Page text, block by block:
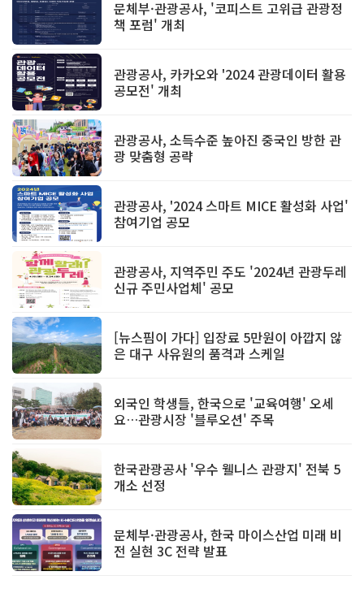
문체부·관광공사, '코피스트 고위급 관광정
책 포럼' 개최
관광공사, 카카오와 '2024 관광데이터 활용
공모전' 개최
관광공사, 소득수준 높아진 중국인 방한 관
광 맞춤형 공략
관광공사, '2024 스마트 MICE 활성화 사업'
참여기업 공모
관광공사, 지역주민 주도 '2024년 관광두레
신규 주민사업체' 공모
[뉴스핌이 가다] 입장료 5만원이 아깝지 않
은 대구 사유원의 품격과 스케일
외국인 학생들, 한국으로 '교육여행' 오세
요…관광시장 '블루오션' 주목
한국관광공사 '우수 웰니스 관광지' 전북 5
개소 선정
문체부·관광공사, 한국 마이스산업 미래 비
전 실현 3C 전략 발표